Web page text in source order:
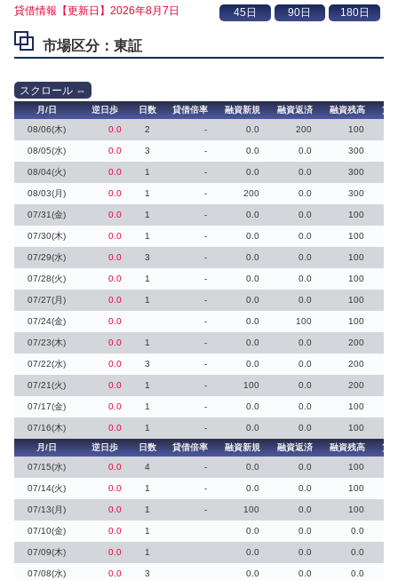
貸借情報【更新日】2026年8月7日
市場区分：東証
月/日 逆日歩 日数 貸借倍率 融資新規 融資返済 融資残高
貸
08/06(木)
0.0 2 - 0.0 200 100
08/05(水) 0.0 3 - 0.0 0.0 300
08/04(火) 0.0 1 - 0.0 0.0 300
08/03(月) 0.0 1 - 200 0.0 300
07/31(金) 0.0 1 - 0.0 0.0 100
07/30(木) 0.0 1 - 0.0 0.0 100
07/29(水) 0.0 3 - 0.0 0.0 100
07/28(火) 0.0 1 - 0.0 0.0 100
07/27(月) 0.0 1 - 0.0 0.0 100
07/24(金) 0.0 - 0.0 100 100
07/23(木) 0.0 1 - 0.0 0.0 200
07/22(水) 0.0 3 - 0.0 0.0 200
07/21(火) 0.0 1 - 100 0.0 200
07/17(金) 0.0 1 - 0.0 0.0 100
07/16(木) 0.0 1 - 0.0 0.0
100
月/日
逆日歩 日数 貸借倍率 融資新規 融資返済 融資残高
貸
07/15(水)
0.0 4 - 0.0 0.0 100
07/14(火) 0.0 1 - 0.0 0.0 100
07/13(月) 0.0 1 - 100 0.0 100
07/10(金) 0.0 1 0.0 0.0 0.0
07/09(木) 0.0 1 0.0 0.0 0.0
07/08(水) 0.0 3 0.0 0.0 0.0